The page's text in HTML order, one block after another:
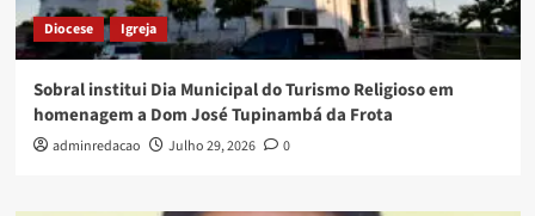
Diocese Igreja
Sobral institui Dia Municipal do Turismo Religioso em
homenagem a Dom José Tupinambá da Frota
adminredacao Julho 29, 2026 0